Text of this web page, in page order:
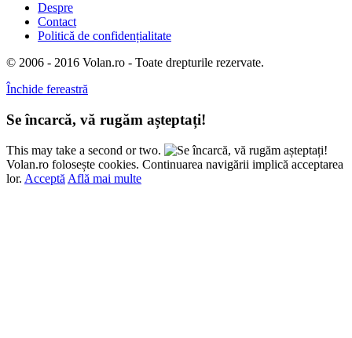
Despre
Contact
Politică de confidențialitate
© 2006 - 2016 Volan.ro - Toate drepturile rezervate.
Închide fereastră
Se încarcă, vă rugăm așteptați!
This may take a second or two.
Volan.ro folosește cookies. Continuarea navigării implică acceptarea
lor. Acceptă Află mai multe